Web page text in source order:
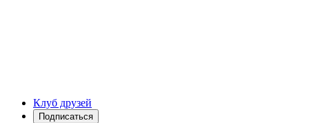
Клуб друзей
Подписаться